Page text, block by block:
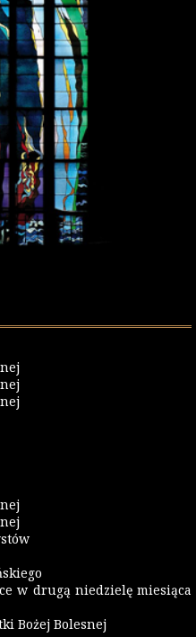
w drugą niedzielę miesiąca
Bożej Bolesnej